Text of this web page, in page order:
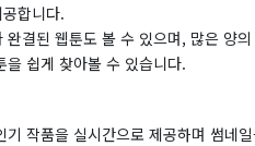
합니다.
완결된 웹툰도 볼 수 있으며, 많은 양
을 쉽게 찾아볼 수 있습니다.
기 작품을 실시간으로 제공하며 썸네